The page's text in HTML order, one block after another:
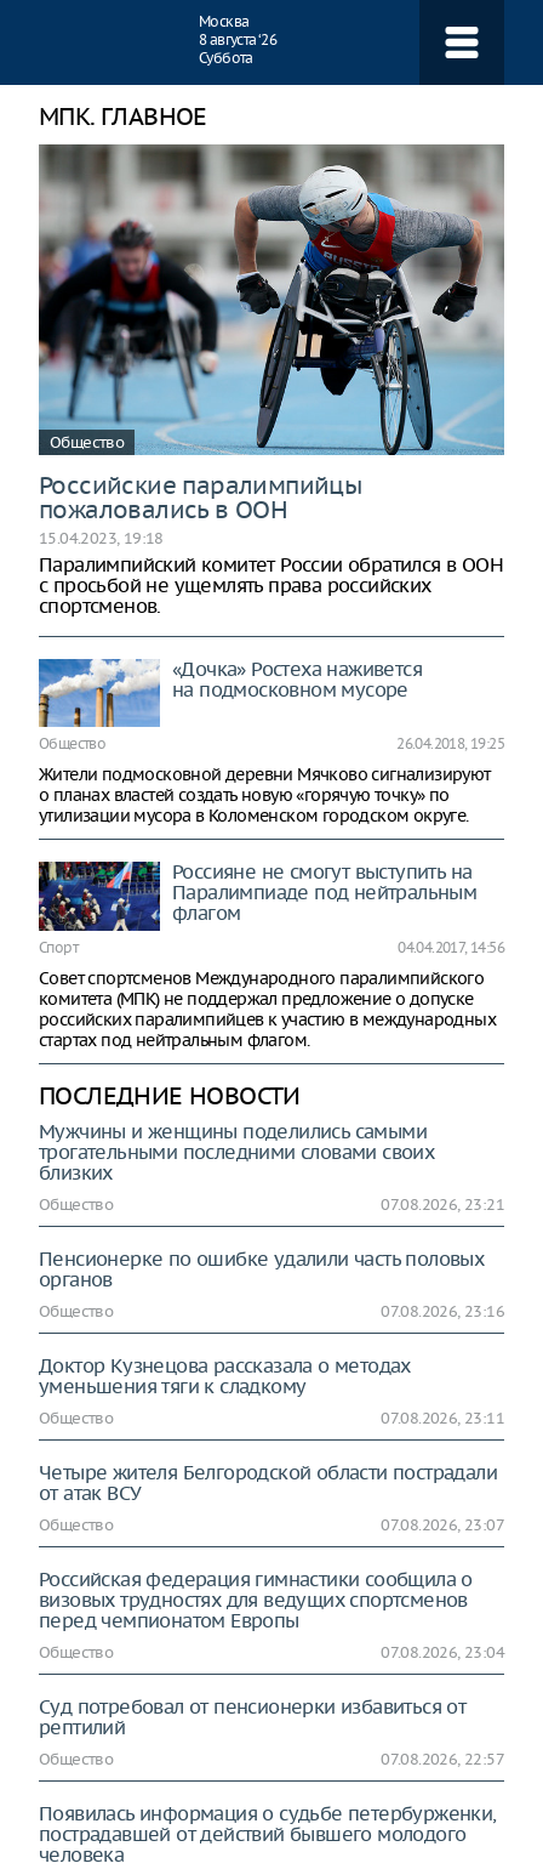
Москва
8 августа ‘26
Суббота
МПК. ГЛАВНОЕ
Общество
Российские паралимпийцы
пожаловались в ООН
15.04.2023, 19:18
Паралимпийский комитет России обратился в ООН
с просьбой не ущемлять права российских
спортсменов.
«Дочка» Ростеха наживется
на подмосковном мусоре
Общество 26.04.2018, 19:25
Жители подмосковной деревни Мячково сигнализируют
о планах властей создать новую «горячую точку» по
утилизации мусора в Коломенском городском округе.
Россияне не смогут выступить на
Паралимпиаде под нейтральным
флагом
Спорт 04.04.2017, 14:56
Совет спортсменов Международного паралимпийского
комитета (МПК) не поддержал предложение о допуске
российских паралимпийцев к участию в международных
стартах под нейтральным флагом.
ПОСЛЕДНИЕ НОВОСТИ
Мужчины и женщины поделились самыми
трогательными последними словами своих
близких
Общество 07.08.2026, 23:21
Пенсионерке по ошибке удалили часть половых
органов
Общество 07.08.2026, 23:16
Доктор Кузнецова рассказала о методах
уменьшения тяги к сладкому
Общество 07.08.2026, 23:11
Четыре жителя Белгородской области пострадали
от атак ВСУ
Общество 07.08.2026, 23:07
Российская федерация гимнастики сообщила о
визовых трудностях для ведущих спортсменов
перед чемпионатом Европы
Общество 07.08.2026, 23:04
Суд потребовал от пенсионерки избавиться от
рептилий
Общество 07.08.2026, 22:57
Появилась информация о судьбе петербурженки,
пострадавшей от действий бывшего молодого
человека